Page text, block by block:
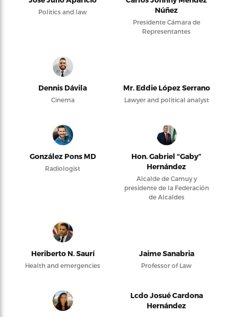
Politics and law
Núñez
Presidente Cámara de
Representantes
Dennis Dávila
Cinema
Mr. Eddie López Serrano
Lawyer and political analyst
González Pons MD
Radiologist
Hon. Gabriel “Gaby”
Hernández
Alcalde de Camuy y
presidente de la Federación
de Alcaldes
Heriberto N. Saurí
Health and emergencies
Jaime Sanabria
Professor of Law
Lcdo Josué Cardona
Hernández